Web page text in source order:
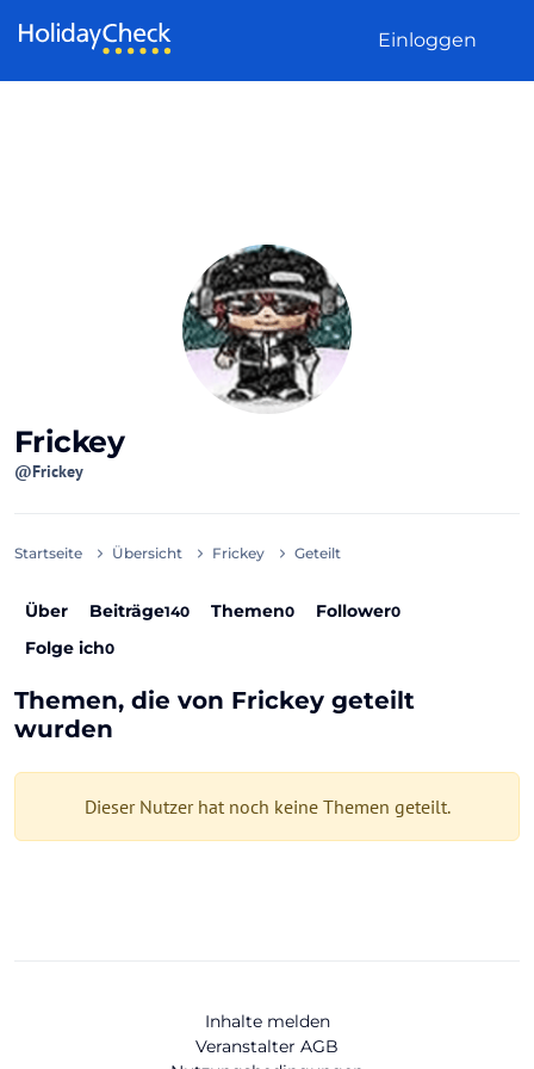
Einloggen
Frickey
@Frickey
Startseite Übersicht Frickey Geteilt
Über Beiträge140 Themen0 Follower0
Folge ich0
Themen, die von Frickey geteilt
wurden
Dieser Nutzer hat noch keine Themen geteilt.
Inhalte melden
Veranstalter AGB